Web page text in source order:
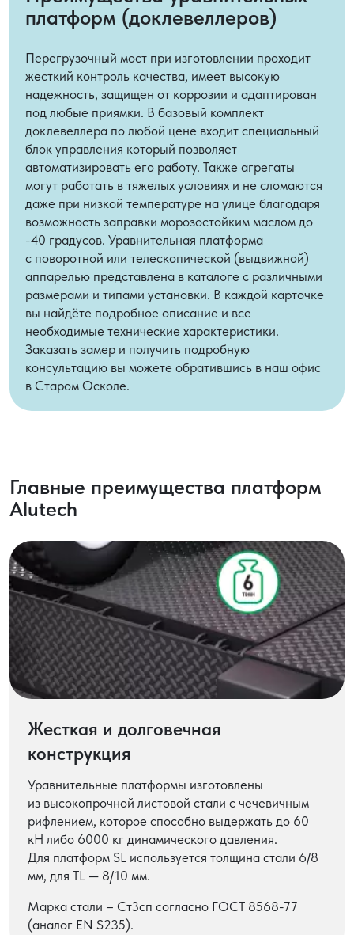
платформ (доклевеллеров)
Перегрузочный мост при изготовлении проходит
жесткий контроль качества, имеет высокую
надежность, защищен от коррозии и адаптирован
под любые приямки. В базовый комплект
доклевеллера по любой цене входит специальный
блок управления который позволяет
автоматизировать его работу. Также агрегаты
могут работать в тяжелых условиях и не сломаются
даже при низкой температуре на улице благодаря
возможность заправки морозостойким маслом до
-40 градусов. Уравнительная платформа
с поворотной или телескопической (выдвижной)
аппарелью представлена в каталоге с различными
размерами и типами установки. В каждой карточке
вы найдёте подробное описание и все
необходимые технические характеристики.
Заказать замер и получить подробную
консультацию вы можете обратившись в наш офис
в Старом Осколе.
Главные преимущества платформ
Alutech
Жесткая и долговечная
конструкция
Уравнительные платформы изготовлены
из высокопрочной листовой стали с чечевичным
рифлением, которое способно выдержать до 60
кН либо 6000 кг динамического давления.
Для платформ SL используется толщина стали 6/8
мм, для TL — 8/10 мм.
Марка стали – Ст3сп согласно ГОСТ 8568-77
(аналог EN S235).